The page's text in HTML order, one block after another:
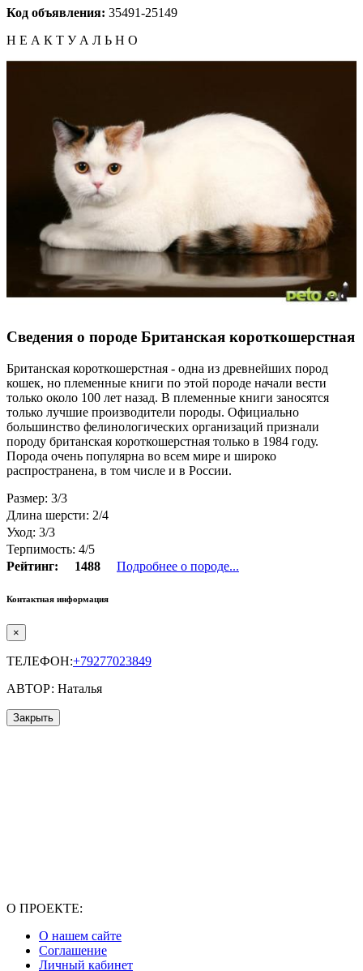
Код объявления: 35491-25149
Н Е А К Т У А Л Ь Н О
Сведения о породе Британская короткошерстная
Британская короткошерстная - одна из древнейших пород
кошек, но племенные книги по этой породе начали вести
только около 100 лет назад. В племенные книги заносятся
только лучшие производители породы. Официально
большинство фелинологических организаций признали
породу британская короткошерстная только в 1984 году.
Порода очень популярна во всем мире и широко
распространена, в том числе и в России.
Размер: 3/3
Длина шерсти: 2/4
Уход: 3/3
Терпимость: 4/5
Рейтинг:
1488 Подробнее о породе...
Контактная информация
×
ТЕЛЕФОН:+79277023849
АВТОР: Наталья
Закрыть
О ПРОЕКТЕ:
О нашем сайте
Соглашение
Личный кабинет